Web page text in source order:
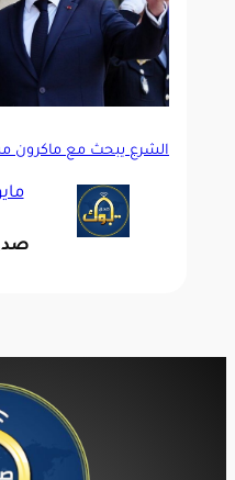
الشرع يبحث مع ماكرون
مايو 7,